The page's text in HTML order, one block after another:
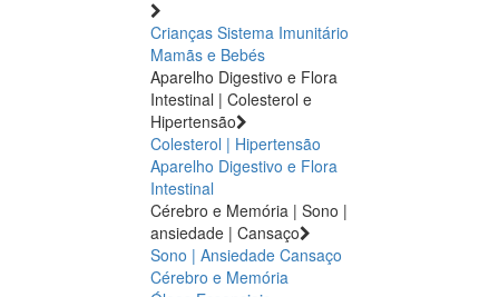
Crianças Sistema Imunitário
Mamãs e Bebés
Aparelho Digestivo e Flora
Intestinal | Colesterol e
Hipertensão
Colesterol | Hipertensão
Aparelho Digestivo e Flora
Intestinal
Cérebro e Memória | Sono |
ansiedade | Cansaço
Sono | Ansiedade Cansaço
Cérebro e Memória